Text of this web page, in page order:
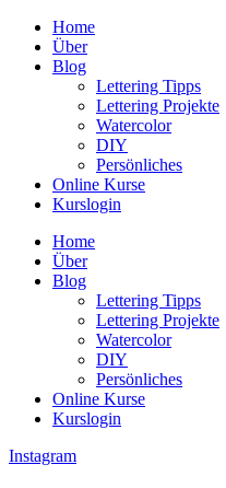
Zum
Inhalt
wechseln
Home
Über
Blog
Lettering Tipps
Lettering Projekte
Watercolor
DIY
Persönliches
Online Kurse
Kurslogin
Home
Über
Blog
Lettering Tipps
Lettering Projekte
Watercolor
DIY
Persönliches
Online Kurse
Kurslogin
Instagram